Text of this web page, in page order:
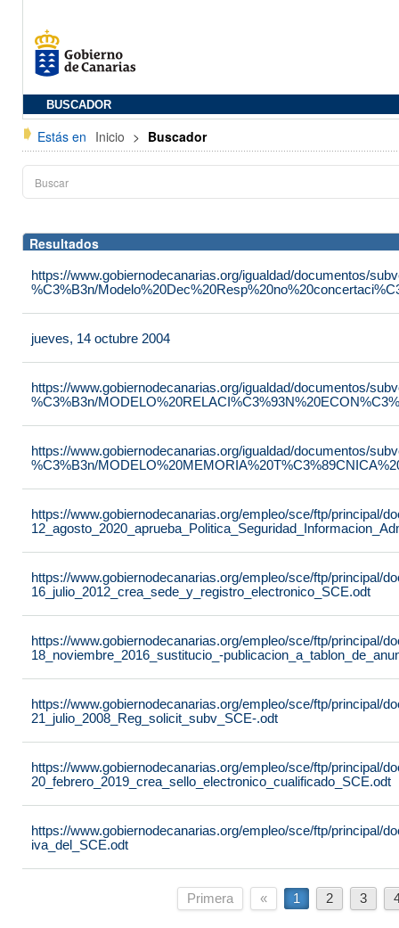
BUSCADOR
Estás en Inicio > Buscador
Resultados
https://www.gobiernodecanarias.org/igualdad/documentos/
%C3%B3n/
jueves, 14 octubre 2004
https://www.gobiernodecanarias.org/igualdad/documentos/
%C3%B3n/
https://www.gobiernodecanarias.org/igualdad/documentos/
%C3%B3n/
https://www.gobiernodecanarias.org/empleo/sce/ftp/principal/
https://www.gobiernodecanarias.org/empleo/sce/ftp/principal/
16_julio_2012_crea_sede_y_registro_electronico_SCE.odt
https://www.gobiernodecanarias.org/empleo/sce/ftp/principal/
18_noviembre_2016_sustitucio_-
https://www.gobiernodecanarias.org/empleo/sce/ftp/principal/
21_julio_2008_Reg_solicit_subv_SCE-.odt
https://www.gobiernodecanarias.org/empleo/sce/ftp/principal/
20_febrero_2019_crea_sello_electronico_cualificado_SCE.odt
https://www.gobiernodecanarias.org/empleo/sce/ftp/principal/
iva_del_SCE.odt
Primera « 1 2 3